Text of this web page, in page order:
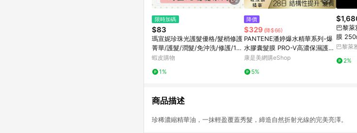
限時加碼
$83
瑪宣妮珍珠光護髮優格/髮梢修護
菁華/護髮/潤髮/免沖洗/修護/180
g/罐/免沖洗
蝦皮購物
1%
降價
$329 (降$66)
PANTENE潘婷爆水精華系列-爆
水膠囊髮膜 PRO-V高濃保濕護髮
髮膜 水潤修護型12ML*8（新舊
康是美網購eShop
5%
巴黎萊
膜
| 官方
巴黎萊
2%
商品描述
珍稀濃縮精華油，一抹輕盈覆蓋秀髮，締造自然折射光線的完美亮澤。